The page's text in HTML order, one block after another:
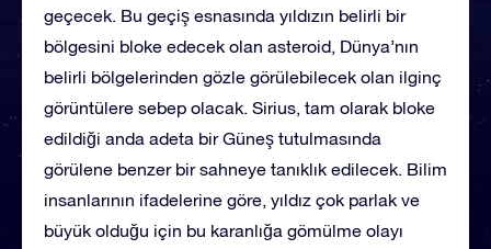
geçecek. Bu geçiş esnasında yıldızın belirli bir
bölgesini bloke edecek olan asteroid, Dünya’nın
belirli bölgelerinden gözle görülebilecek olan ilginç
görüntülere sebep olacak. Sirius, tam olarak bloke
edildiği anda adeta bir Güneş tutulmasında
görülene benzer bir sahneye tanıklık edilecek. Bilim
insanlarının ifadelerine göre, yıldız çok parlak ve
büyük olduğu için bu karanlığa gömülme olayı